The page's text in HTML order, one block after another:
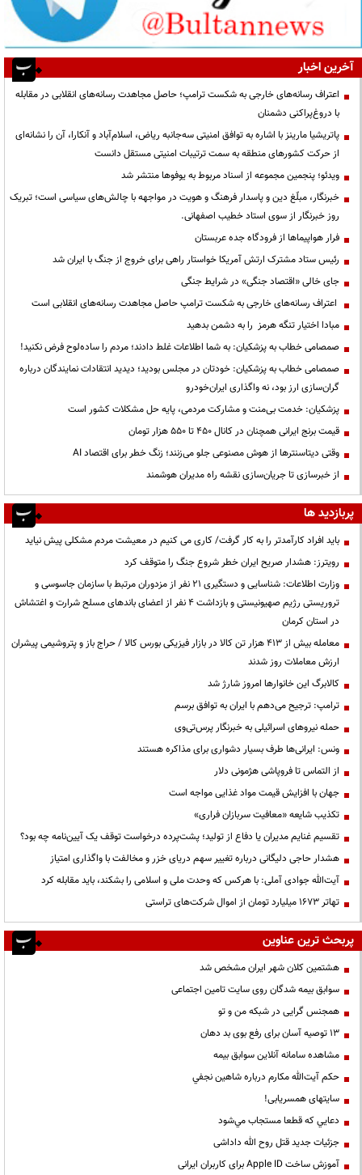
آخرین اخبار
اعتراف رسانه‌های خارجی به شکست ترامپ؛ حاصل مجاهدت رسانه‌های انقلابی در مقابله
با دروغ‌پراکنی دشمنان
پاتریشیا مارینز با اشاره به توافق امنیتی سه‌جانبه ریاض، اسلام‌آباد و آنکارا، آن را نشانه‌ای
از حرکت کشورهای منطقه به سمت ترتیبات امنیتی مستقل دانست
ویدئو؛ پنجمین مجموعه از اسناد مربوط به یوفوها منتشر شد
خبرنگار، مبلّغ دین و پاسدار فرهنگ و هویت در مواجهه با چالش‌های سیاسی است؛ تبریک
روز خبرنگار از سوی استاد خطیب اصفهانی.
فرار هواپیماها از فرودگاه جده عربستان
رئیس ستاد مشترک ارتش آمریکا خواستار راهی برای خروج از جنگ با ایران شد
جای خالی «اقتصاد جنگی» در شرایط جنگی
اعتراف رسانه‌های خارجی به شکست ترامپ حاصل مجاهدت رسانه‌های انقلابی است
مبادا اختیار تنگه هرمز را به دشمن بدهید
صمصامی خطاب به پزشکیان: به شما اطلاعات غلط دادند؛ مردم را ساده‌لوح فرض نکنید!
صمصامی خطاب به پزشکیان: خودتان در مجلس بودید؛ دیدید انتقادات نمایندگان درباره
گران‌سازی ارز بود، نه واگذاری ایران‌خودرو
پزشکیان: خدمت بی‌منت و مشارکت مردمی، پایه حل مشکلات کشور است
قیمت‌ برنج ایرانی همچنان در کانال ۴۵۰ تا ۵۵۰ هزار تومان
وقتی دیتاسنترها از هوش مصنوعی جلو می‌زنند؛ زنگ خطر برای اقتصاد AI
از خبرسازی تا جریان‌سازی نقشه راه مدیران هوشمند
پربازدید ها
باید افراد کارآمدتر را به کار گرفت/ کاری می کنیم در معیشت مردم مشکلی پیش نیاید
رویترز: هشدار صریح ایران خطر شروع جنگ را متوقف کرد
وزارت اطلاعات: شناسایی و دستگیری ۲۱ نفر از مزدوران مرتبط با سازمان جاسوسی و
تروریستی رژیم صهیونیستی و بازداشت ۴ نفر از اعضای باندهای مسلح شرارت و اغتشاش
در استان کرمان
معامله بیش از ۴۱۳ هزار تن کالا در بازار فیزیکی بورس کالا / حراج باز و پتروشیمی پیشران
ارزش معاملات روز شدند
کالابرگ این خانوارها امروز شارژ شد
ترامپ: ترجیح می‌دهم با ایران به توافق برسم
حمله نیروهای اسرائیلی به خبرنگار پرس‌تی‌وی
ونس: ایرانی‌ها طرف بسیار دشواری برای مذاکره هستند
از التماس تا فروپاشی هژمونی دلار
جهان با افزایش قیمت مواد غذایی مواجه است
تکذیب شایعه «معافیت سربازان فراری»
تقسیم غنایم مدیران یا دفاع از تولید؛ پشت‌پرده درخواست توقف یک آیین‌نامه چه بود؟
هشدار حاجی دلیگانی درباره تغییر سهم دریای خزر و مخالفت با واگذاری امتیاز
آیت‌الله جوادی آملی: با هرکس که وحدت ملی و اسلامی را بشکند، باید مقابله کرد
تهاتر ۱۶۷۳ میلیارد تومان از اموال شرکت‌های تراستی
پربحث ترین عناوین
هشتمین کلان شهر ایران مشخص شد
سوابق بیمه شدگان روی سایت تامین اجتماعی
همجنس گرایی در شبکه من و تو
13 توصیه آسان برای رفع بوی بد دهان
مشاهده سامانه آنلاين سوابق بیمه
حكم آيت‌الله مكارم درباره شاهين نجفي
سایتهای همسریابی!
دعايي كه قطعا مستجاب مي‌شود
جزئیات جدید قتل روح الله داداشی
آموزش ساخت Apple ID برای کاربران ایرانی